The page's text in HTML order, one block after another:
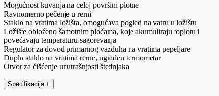
Mogućnost kuvanja na celoj površini plotne
Ravnomerno pečenje u rerni
Staklo na vratima ložišta, omogućava pogled na vatru u ložištu
Ložište obloženo šamotnim pločama, koje akumuliraju toplotu i
povećavaju temperaturu sagorevanja
Regulator za dovod primarnog vazduha na vratima pepeljare
Duplo staklo na vratima rerne, ugrađen termometar
Otvor za čišćenje unutrašnjosti štednjaka
Specifikacija +